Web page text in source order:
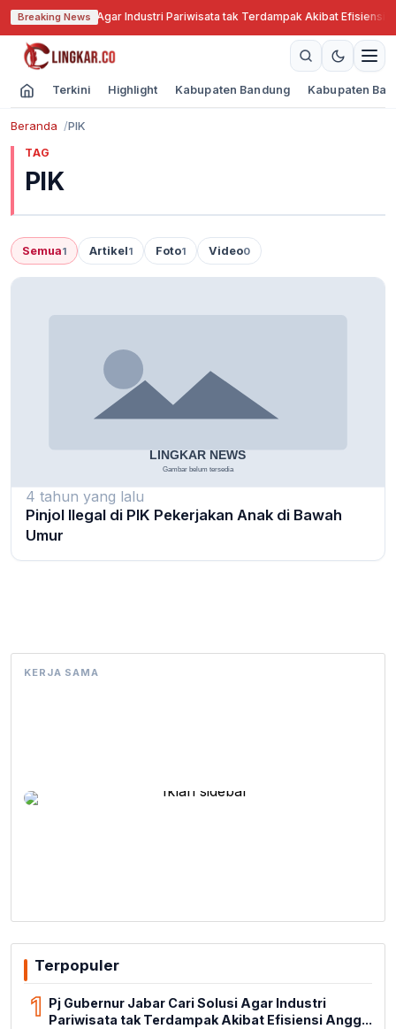
Breaking News
Cari Solusi Agar Industri Pariwisata tak Terdampak Akibat Efisiensi
Terkini Highlight Kabupaten Bandung Kabupaten
Beranda PIK
TAG
PIK
Semua1 Artikel1 Foto1 Video0
4 tahun yang lalu
Pinjol Ilegal di PIK Pekerjakan Anak di Bawah
Umur
KERJA SAMA
Terpopuler
1 Pj Gubernur Jabar Cari Solusi Agar Industri
Pariwisata tak Terdampak Akibat Efisiensi Angg...